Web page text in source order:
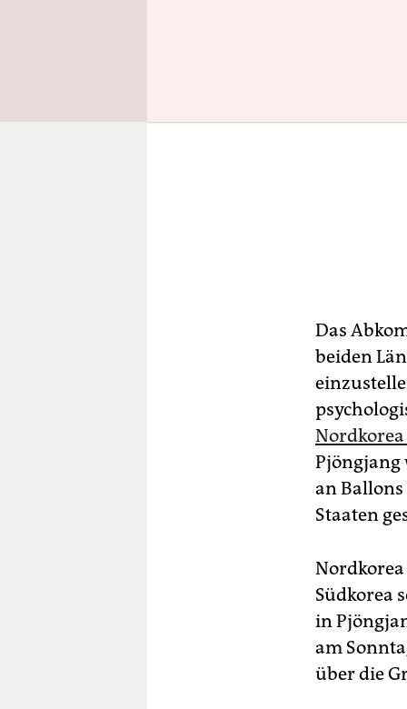
Das
beiden
Pjöngjang
an
Staaten
Südkorea
in
am
über die